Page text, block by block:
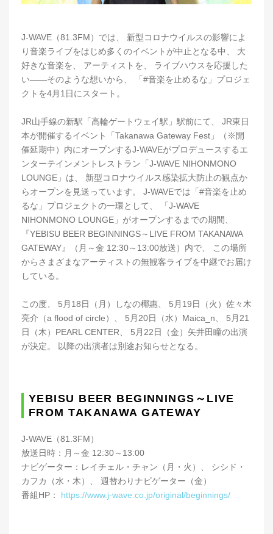
J-WAVE（81.3FM）では、 新型コロナウイルスの影響によ
り音楽ライブをはじめ多くのイベントが中止となる中、 大
好きな音楽を、 アーティストを、 ライブハウスを応援した
い――そのような想いから、 「#音楽を止めるな」プロジェ
クトを4月1日にスタート。
JR山手線の新駅「高輪ゲートウェイ駅」駅前にて、 JR東日
本が開催するイベント「Takanawa Gateway Fest」（※開
催延期中）内にオープンするJ-WAVEがプロデュースするエ
ンターテインメントレストラン「J-WAVE NIHONMONO
LOUNGE」は、 新型コロナウイルス感染拡大防止の観点か
らオープンを見送っています。 J-WAVEでは「#音楽を止め
るな」プロジェクトの一環として、 「J-WAVE
NIHONMONO LOUNGE」がオープンするまでの期間、
『YEBISU BEER BEGINNINGS～LIVE FROM TAKANAWA
GATEWAY』（月～金 12:30～13:00放送）内で、 この場所
からさまざまなアーティストの無観客ライブを中継でお届け
している。
この度、 5月18日（月）しなの椰惠、 5月19日（火）佐々木
亮介（a flood of circle）、 5月20日（水）Maica_n、 5月21
日（木）PEARL CENTER、 5月22日（金）矢井田瞳の出演
が決定。 以降の出演者は別途お知らせとなる。
YEBISU BEER BEGINNINGS～LIVE
FROM TAKANAWA GATEWAY
J-WAVE（81.3FM）
放送日時：月～金 12:30～13:00
ナビゲーター：レイチェル・チャン（月・火）、 シシド・
カフカ（水・木）、 週替わりナビゲーター（金）
番組HP： https://www.j-wave.co.jp/original/beginnings/